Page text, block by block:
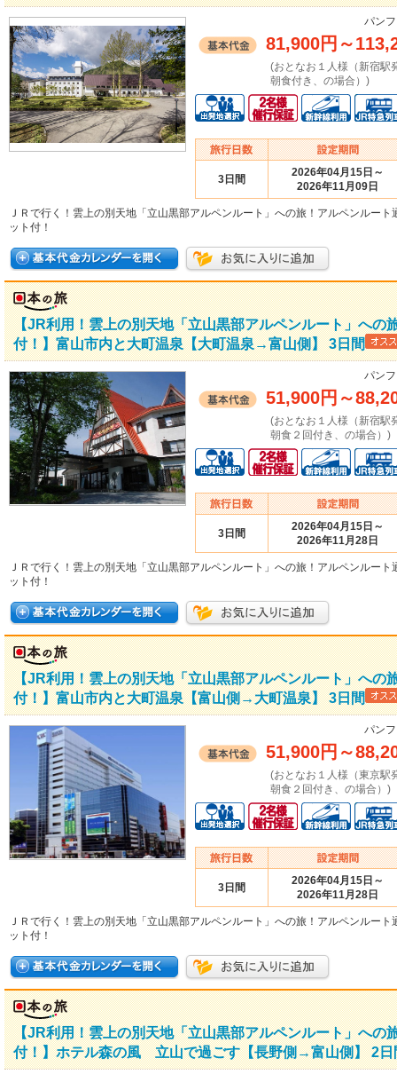
パン
81,900円 ～
(おとなお１人様（新宿駅
朝食付き、の場合）)
3日間
2026年04月15日～
2026年11月09日
ＪＲで行く！雲上の別天地「立山黒部アルペンルート」への旅！アルペンルート
ット付！
【JR利用！雲上の別天地「立山黒部アルペンルート」への
付！】富山市内と大町温泉【大町温泉→富山側】 3日間
パン
51,900円 ～
(おとなお１人様（新宿駅
朝食２回付き、の場合）)
3日間
2026年04月15日～
2026年11月28日
ＪＲで行く！雲上の別天地「立山黒部アルペンルート」への旅！アルペンルート
ット付！
【JR利用！雲上の別天地「立山黒部アルペンルート」への
付！】富山市内と大町温泉【富山側→大町温泉】 3日間
パン
51,900円 ～
(おとなお１人様（東京駅
朝食２回付き、の場合）)
3日間
2026年04月15日～
2026年11月28日
ＪＲで行く！雲上の別天地「立山黒部アルペンルート」への旅！アルペンルート
ット付！
【JR利用！雲上の別天地「立山黒部アルペンルート」への
付！】ホテル森の風 立山で過ごす【長野側→富山側】 2日